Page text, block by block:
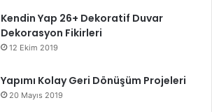
Kendin Yap 26+ Dekoratif Duvar
Dekorasyon Fikirleri
12 Ekim 2019
Yapımı Kolay Geri Dönüşüm Projeleri
20 Mayıs 2019